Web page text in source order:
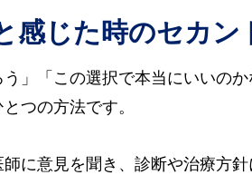
感じた時のセカ
」「この選択で本当にいいの
つの方法です。
に意見を聞き、診断や治療方